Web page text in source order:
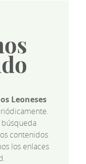
Leoneses
contenidos
los enlaces